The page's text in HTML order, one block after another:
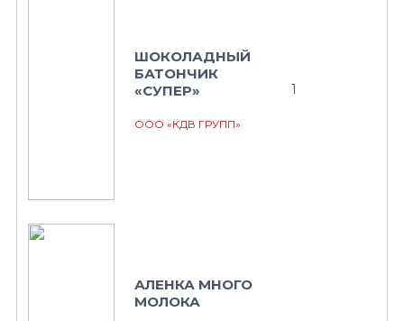
ШОКОЛАДНЫЙ
БАТОНЧИК
«СУПЕР»
ООО «КДВ ГРУПП»
1
АЛЕНКА МНОГО
МОЛОКА